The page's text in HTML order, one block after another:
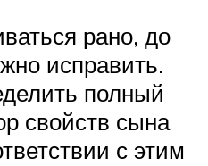
рано, до
исправить.
полный
свойств сына
с этим